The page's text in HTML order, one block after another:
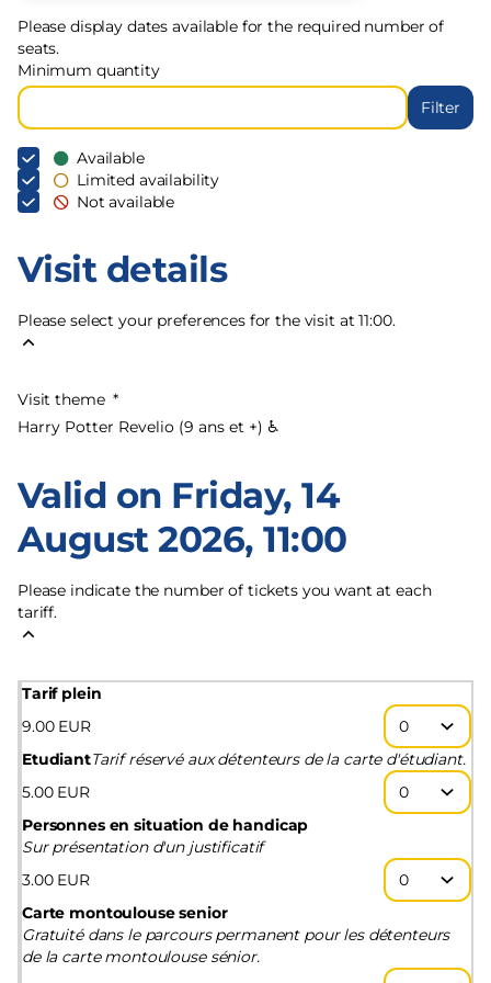
Available
Limited availability
Not available
Please display dates available for the required number of
seats.
Minimum quantity
Filter
Visit details
Please select your preferences for the visit at 11:00.
Visit theme*
Harry Potter Revelio (9 ans et +) ♿
Valid on Friday, 14
August 2026, 11:00
Please indicate the number of tickets you want at each
tariff.
Tarif plein
9.00 EUR
EtudiantTarif réservé aux détenteurs de la carte d'étudiant.
5.00 EUR
Personnes en situation de handicap
Sur présentation d'un justificatif
3.00 EUR
Carte montoulouse senior
Gratuité dans le parcours permanent pour les détenteurs
de la carte montoulouse sénior.